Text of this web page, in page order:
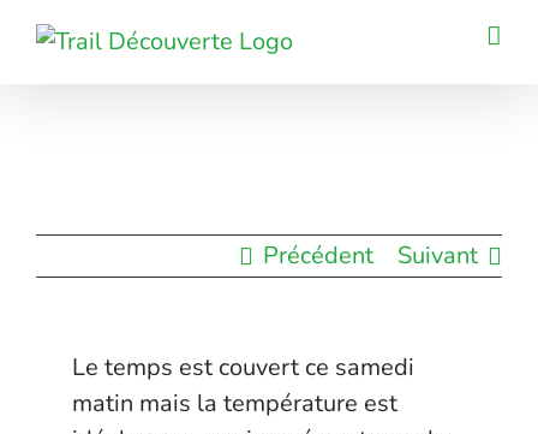
Passer
Précédent Suivant
Le temps est couvert ce samedi
matin mais la température est